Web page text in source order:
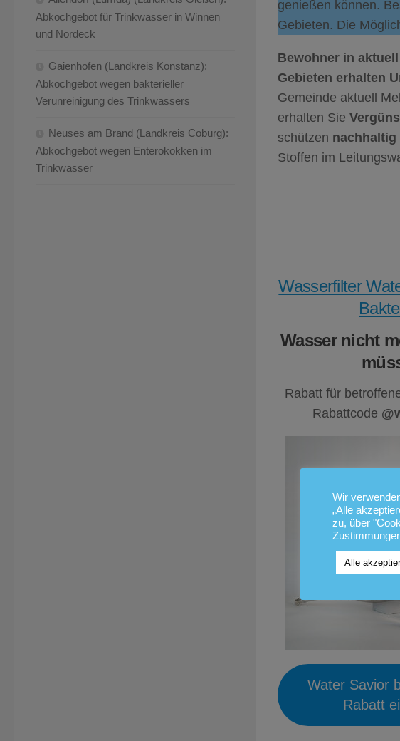
genießen können.
Gebieten. Die
Bewohner in
Gebieten erhalten
Gemeinde aktuell
erhalten Sie
schützen
Stoffen im
Wasserfilter
Wasser nicht
Rabatt für
Rabattcode
Water Savior
Rabatt
Abkochgebot für Trinkwasser in Winnen
und Nordeck
Gaienhofen (Landkreis Konstanz):
Abkochgebot wegen bakterieller
Verunreinigung des Trinkwassers
Neuses am Brand (Landkreis Coburg):
Abkochgebot wegen Enterokokken im
Trinkwasser
Wir
„Alle
zu, über
Alle